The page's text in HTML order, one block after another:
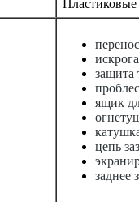
Пластиковые
защита
ящик
цепь
заднее